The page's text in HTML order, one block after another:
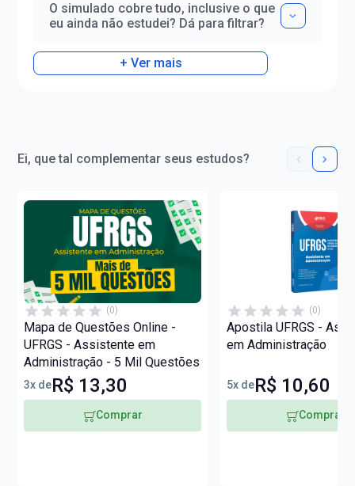
O simulado cobre tudo, inclusive o que
eu ainda não estudei? Dá para filtrar?
+ Ver mais
Ei, que tal complementar seus estudos?
(0)
Mapa de Questões Online -
UFRGS - Assistente em
Administração - 5 Mil Questões
3x deR$ 13,30
Comprar
(0)
Apostila UFRGS -
em Administração
5x deR$ 10,60
Comprar